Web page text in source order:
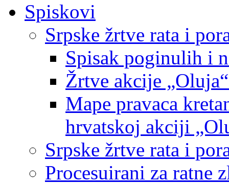
Spiskovi
Srpske žrtve rata i
Spisak poginulih i
Žrtve akcije
Mape pravaca
hrvatskoj akciji
Srpske žrtve rata i
Procesuirani za ratne